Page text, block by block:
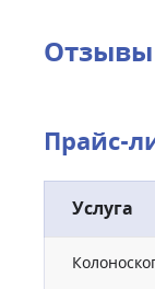
Отзывы
Прайс-
Услуга